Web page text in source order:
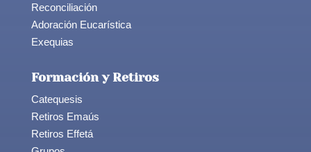
Reconciliación
Adoración Eucarística
Exequias
Formación y Retiros
Catequesis
Retiros Emaús
Retiros Effetá